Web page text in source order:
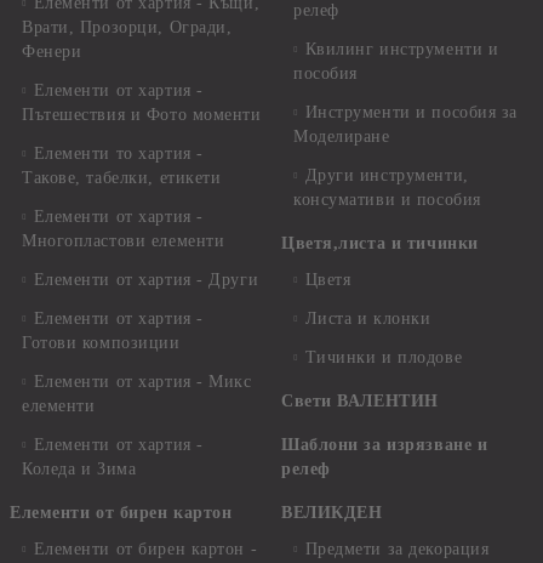
Врати, Прозорци, Огради,
Фенери
Елементи от хартия -
Пътешествия и Фото моменти
Елементи то хартия -
Такове, табелки, етикети
Елементи от хартия -
Многопластови елементи
Елементи от хартия - Други
Елементи от хартия -
Готови композиции
Елементи от хартия - Микс
елементи
Елементи от хартия -
Коледа и Зима
Елементи от бирен картон
Елементи от бирен картон -
релеф
Квилинг инструменти и
пособия
Инструменти и пособия за
Моделиране
Други инструменти,
консумативи и пособия
Цветя,листа и тичинки
Цветя
Листа и клонки
Тичинки и плодове
Свети ВАЛЕНТИН
Шаблони за изрязване и
релеф
ВЕЛИКДЕН
Предмети за декорация